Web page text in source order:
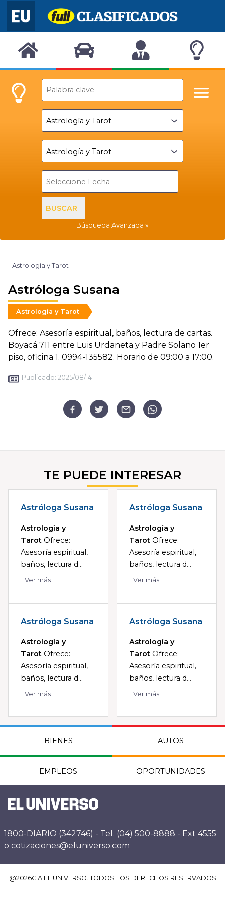
BUSCAR
Búsqueda Avanzada
Astrología y Tarot
Astróloga Susana
Astrología y Tarot
Ofrece: Asesoría espiritual, baños, lectura de cartas.
Boyacá 711 entre Luis Urdaneta y Padre Solano 1er
piso, oficina 1. 0994-135582. Horario de 09:00 a 17:00.
Publicado: 2025/08/14
TE PUEDE INTERESAR
Astróloga Susana
Astrología y
Tarot Ofrece:
Asesoría espiritual,
baños, lectura d...
Ver más
Astróloga Susana
Astrología y
Tarot Ofrece:
Asesoría espiritual,
baños, lectura d...
Ver más
Astróloga Susana
Astrología y
Tarot Ofrece:
Asesoría espiritual,
baños, lectura d...
Ver más
Astróloga Susana
Astrología y
Tarot Ofrece:
Asesoría espiritual,
baños, lectura d...
Ver más
BIENES AUTOS
EMPLEOS OPORTUNIDADES
1800-DIARIO (342746) - Tel. (04) 500-8888 - Ext 4555
o cotizaciones@eluniverso.com
@2026C.A EL UNIVERSO. TODOS LOS DERECHOS RESERVADOS